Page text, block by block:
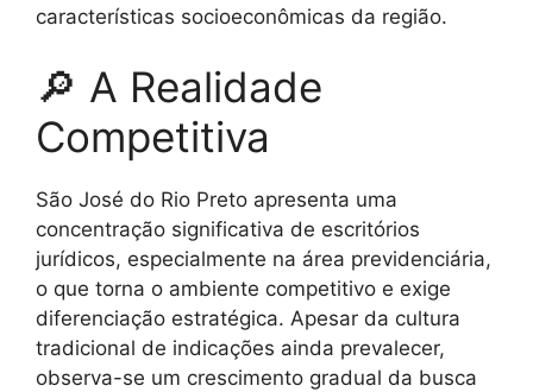
características socioeconômicas da região.
🔎 A Realidade
Competitiva
São José do Rio Preto apresenta uma
concentração significativa de escritórios
jurídicos, especialmente na área previdenciária,
o que torna o ambiente competitivo e exige
diferenciação estratégica. Apesar da cultura
tradicional de indicações ainda prevalecer,
observa-se um crescimento gradual da busca